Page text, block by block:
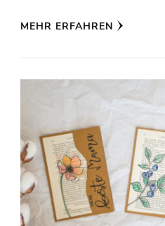
MEHR ERFAHREN